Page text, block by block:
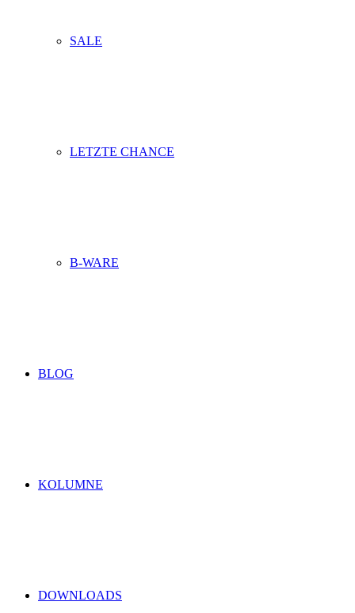
SALE
LETZTE CHANCE
B-WARE
BLOG
KOLUMNE
DOWNLOADS